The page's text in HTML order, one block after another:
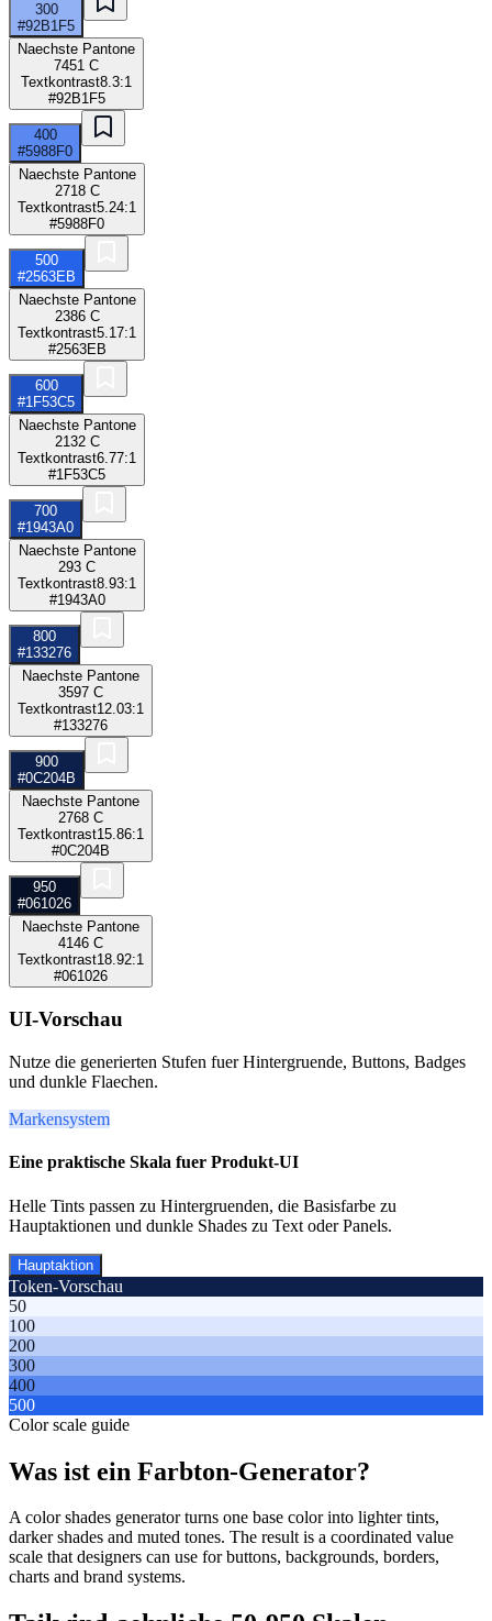
300
#92B1F5
Naechste Pantone
7451 C
Textkontrast8.3:1
#92B1F5
400
#5988F0
Naechste Pantone
2718 C
Textkontrast5.24:1
#5988F0
500
#2563EB
Naechste Pantone
2386 C
Textkontrast5.17:1
#2563EB
600
#1F53C5
Naechste Pantone
2132 C
Textkontrast6.77:1
#1F53C5
700
#1943A0
Naechste Pantone
293 C
Textkontrast8.93:1
#1943A0
800
#133276
Naechste Pantone
3597 C
Textkontrast12.03:1
#133276
900
#0C204B
Naechste Pantone
2768 C
Textkontrast15.86:1
#0C204B
950
#061026
Naechste Pantone
4146 C
Textkontrast18.92:1
#061026
UI-Vorschau
Nutze die generierten Stufen fuer Hintergruende, Buttons, Badges
und dunkle Flaechen.
Markensystem
Eine praktische Skala fuer Produkt-UI
Helle Tints passen zu Hintergruenden, die Basisfarbe zu
Hauptaktionen und dunkle Shades zu Text oder Panels.
Hauptaktion
Token-Vorschau
50
100
200
300
400
500
Color scale guide
Was ist ein Farbton-Generator?
A color shades generator turns one base color into lighter tints,
darker shades and muted tones. The result is a coordinated value
scale that designers can use for buttons, backgrounds, borders,
charts and brand systems.